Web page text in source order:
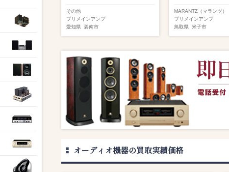
その他
プリメインアンプ
愛知県 碧南市
MARANTZ（マランツ）
プリメインアンプ
鳥取県 米子市
オーディオ機器の買取実績価格